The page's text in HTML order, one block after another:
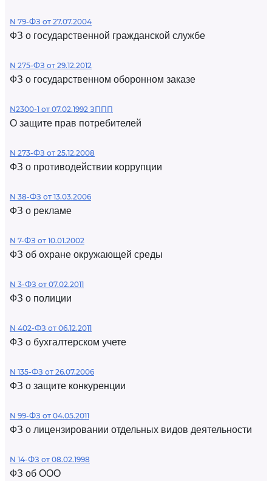
N 79-ФЗ от 27.07.2004
ФЗ о государственной гражданской службе
N 275-ФЗ от 29.12.2012
ФЗ о государственном оборонном заказе
N2300-1 от 07.02.1992 ЗППП
О защите прав потребителей
N 273-ФЗ от 25.12.2008
ФЗ о противодействии коррупции
N 38-ФЗ от 13.03.2006
ФЗ о рекламе
N 7-ФЗ от 10.01.2002
ФЗ об охране окружающей среды
N 3-ФЗ от 07.02.2011
ФЗ о полиции
N 402-ФЗ от 06.12.2011
ФЗ о бухгалтерском учете
N 135-ФЗ от 26.07.2006
ФЗ о защите конкуренции
N 99-ФЗ от 04.05.2011
ФЗ о лицензировании отдельных видов деятельности
N 14-ФЗ от 08.02.1998
ФЗ об ООО